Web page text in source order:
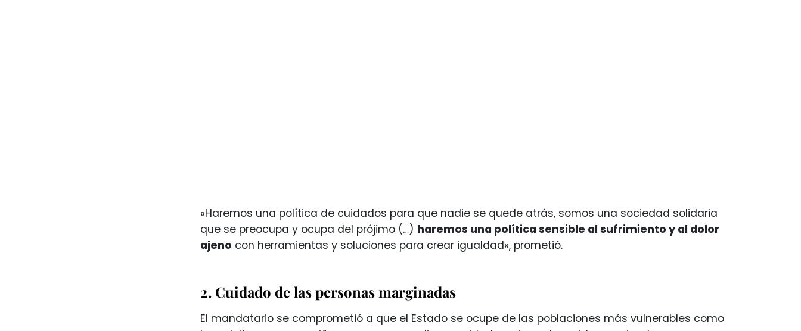
«Haremos una política de cuidados para que nadie se quede atrás, somos una sociedad solidaria
que se preocupa y ocupa del prójimo (…) haremos una política sensible al sufrimiento y al dolor
ajeno con herramientas y soluciones para crear igualdad», prometió.
2. Cuidado de las personas marginadas
El mandatario se comprometió a que el Estado se ocupe de las poblaciones más vulnerables como